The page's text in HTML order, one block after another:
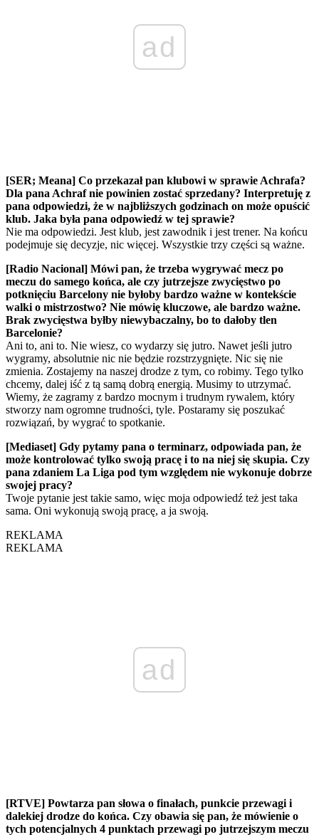
ad
[SER; Meana] Co przekazał pan klubowi w sprawie Achrafa?
Dla pana Achraf nie powinien zostać sprzedany? Interpretuję z
pana odpowiedzi, że w najbliższych godzinach on może opuścić
klub. Jaka była pana odpowiedź w tej sprawie?
Nie ma odpowiedzi. Jest klub, jest zawodnik i jest trener. Na końcu
podejmuje się decyzje, nic więcej. Wszystkie trzy części są ważne.
[Radio Nacional] Mówi pan, że trzeba wygrywać mecz po
meczu do samego końca, ale czy jutrzejsze zwycięstwo po
potknięciu Barcelony nie byłoby bardzo ważne w kontekście
walki o mistrzostwo? Nie mówię kluczowe, ale bardzo ważne.
Brak zwycięstwa byłby niewybaczalny, bo to dałoby tlen
Barcelonie?
Ani to, ani to. Nie wiesz, co wydarzy się jutro. Nawet jeśli jutro
wygramy, absolutnie nic nie będzie rozstrzygnięte. Nic się nie
zmienia. Zostajemy na naszej drodze z tym, co robimy. Tego tylko
chcemy, dalej iść z tą samą dobrą energią. Musimy to utrzymać.
Wiemy, że zagramy z bardzo mocnym i trudnym rywalem, który
stworzy nam ogromne trudności, tyle. Postaramy się poszukać
rozwiązań, by wygrać to spotkanie.
[Mediaset] Gdy pytamy pana o terminarz, odpowiada pan, że
może kontrolować tylko swoją pracę i to na niej się skupia. Czy
pana zdaniem La Liga pod tym względem nie wykonuje dobrze
swojej pracy?
Twoje pytanie jest takie samo, więc moja odpowiedź też jest taka
sama. Oni wykonują swoją pracę, a ja swoją.
REKLAMA
REKLAMA
ad
[RTVE] Powtarza pan słowa o finałach, punkcie przewagi i
dalekiej drodze do końca. Czy obawia się pan, że mówienie o
tych potencjalnych 4 punktach przewagi po jutrzejszym meczu